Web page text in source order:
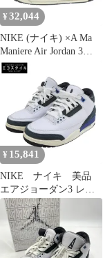
¥ 32,044
NIKE (ナイキ) ×A Ma
Maniere Air Jordan 3
Retro OG SP For The
Love アママニエール
エアジョーダン3 ミッ
ドカットスニーカー
US10/28cm ホワイト/ブ
ラック HV8571-100
¥ 15,841
NIKE ナイキ 美品
エアジョーダン3 レト
ロ OG SP "フォー ザ ラ
ブ" シューズ メンズ ホ
ワイト/グレー系 25cm
HV8571-100 25